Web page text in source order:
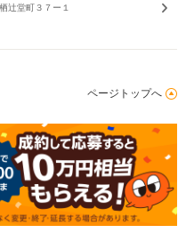
辻堂町３７ー１
ページトップへ